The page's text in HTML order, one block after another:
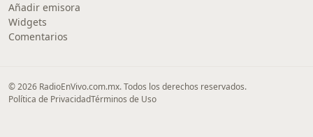
Añadir emisora
Widgets
Comentarios
© 2026 RadioEnVivo.com.mx. Todos los derechos reservados.
Política de PrivacidadTérminos de Uso